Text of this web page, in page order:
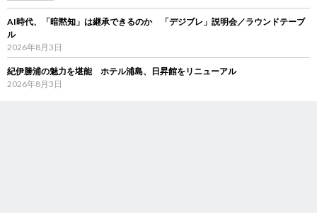
AI時代、「暗黙知」は継承できるのか 「デジブレ」説明会／ラウンドテーブ
ル
2026年8月3日
紀伊勝浦の魅力を堪能 ホテル浦島、日昇館をリニューアル
2026年8月3日